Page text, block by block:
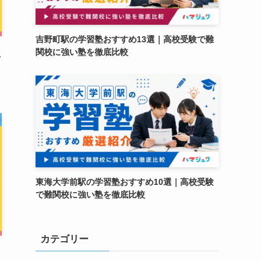
吉野町駅の学習塾おすすめ13選｜高校受験で難
関校に強い塾を徹底比較
東海大学前駅の学習塾おすすめ10選｜高校受験
で難関校に強い塾を徹底比較
カテゴリー